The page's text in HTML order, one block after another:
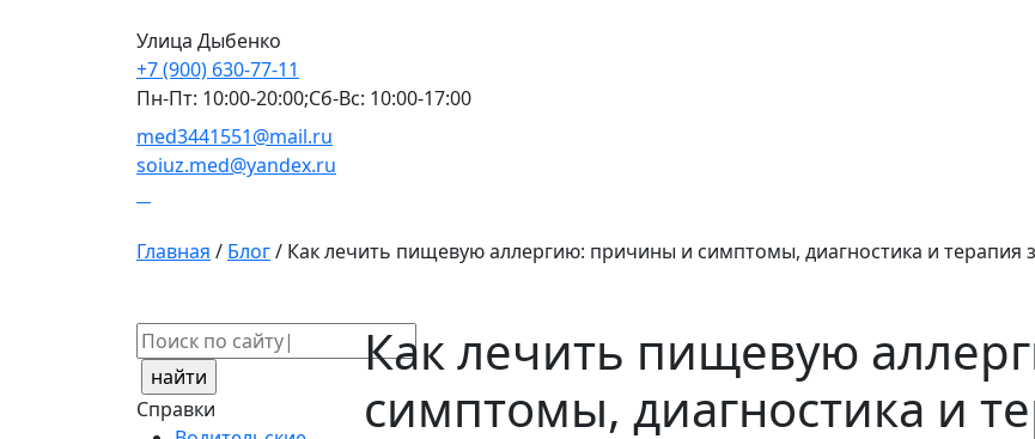
Улица Дыбенко
+7 (900) 630-77-11
Пн-Пт: 10:00-20:00;Сб-Вс: 10:00-17:00
med3441551@mail.ru
soiuz.med@yandex.ru
Главная / Блог/ Как лечить пищевую аллергию: причины и симптомы, диагностика и терапия
Поиск:
Справки
Как лечить пищевую
симптомы, диагностика и